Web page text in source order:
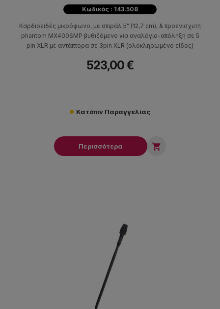
Κωδικός : 143.508
Καρδιοειδές μικρόφωνο, με σπιράλ 5" (12,7 cm), & προενισχυτή
phantom MX400SMP βυθιζόμενο για αναλόγιο-απόληξη σε 5
pin XLR με αντάπτορα σε 3pin XLR (ολοκληρωμένο είδος)
523,00 €
Κατόπιν Παραγγελίας
Περισσότερα 